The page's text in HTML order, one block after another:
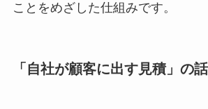
ことをめざした仕組みです。
「自社が顧客に出す見積」の